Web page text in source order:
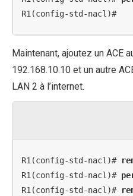
R1(config-std-nacl)#
Maintenant, ajoutez un ACE
192.168.10.10 et un autre
LAN 2 à l’internet.
R1(config-std-nacl)#
R1(config-std-nacl)#
R1(config-std-nacl)#